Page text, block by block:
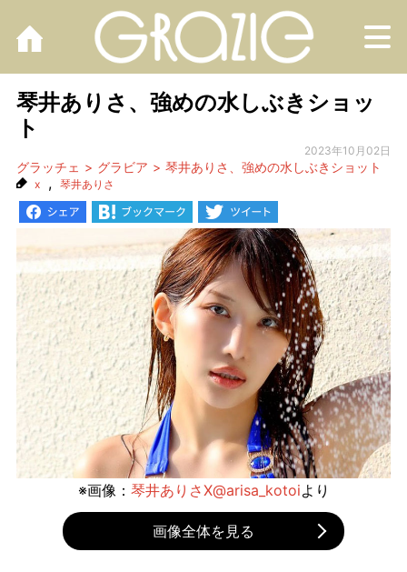
琴井ありさ、強めの水しぶきショッ
ト
2023年10月02日
グラッチェ グラビア 琴井ありさ、強めの水しぶきショット
x , 琴井ありさ
※画像： 琴井ありさX@arisa_kotoiより
画像全体を見る